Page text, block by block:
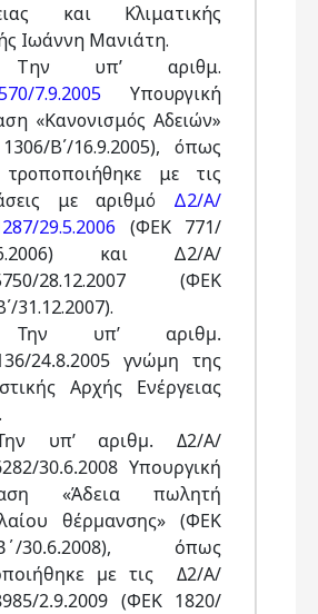
και Κλιματικής
Ιωάννη Μανιάτη.
υπ’ αριθμ.
7.9.2005 Υπουργική
«Κανονισμός Αδειών»
Β΄/16.9.2005), όπως
με τις
με αριθμό Δ2/Α/
29.5.2006 (ΦΕΚ 771/
και Δ2/Α/
28.12.2007 (ΦΕΚ
31.12.2007).
υπ’ αριθμ.
24.8.2005 γνώμη της
Αρχής Ενέργειας
υπ’ αριθμ. Δ2/Α/
30.6.2008 Υπουργική
«Άδεια πωλητή
θέρμανσης» (ΦΕΚ
Β΄/30.6.2008), όπως
με τις Δ2/Α/
2.9.2009 (ΦΕΚ 1820/